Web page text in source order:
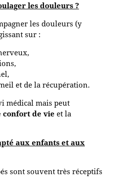
les douleurs ?
les douleurs (y
sur :
et de la récupération.
médical mais peut
de vie et la
aux enfants et aux
sont souvent très réceptifs